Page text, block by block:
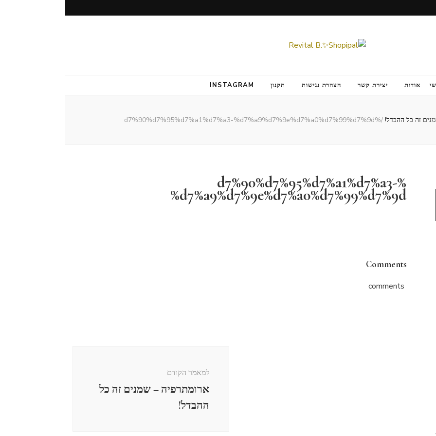
אודות יצירת קשר הצהרת נגישות תקנון INSTAGRAM
זה כל ההבדל! /
%d7%90%d7%95%d7%a1%d7%a3-%d7%a9%d7%9e%d7%a0%d7%99%d7%9d
%d7%90%d7%95%d7%a1%d7%a3-
%d7%a9%d7%9e%d7%a0%d7%99%d7%9d
Comments
למאמר הקודם
ארומתרפיה – שמנים זה כל
ההבדל!